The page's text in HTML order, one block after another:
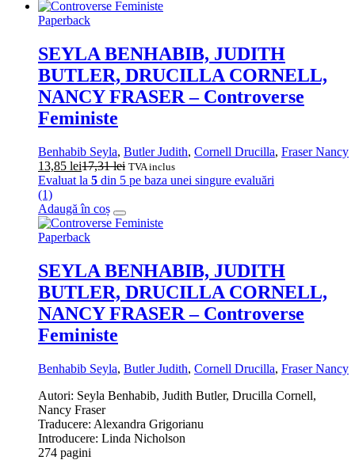
Paperback
SEYLA BENHABIB, JUDITH
BUTLER, DRUCILLA CORNELL,
NANCY FRASER – Controverse
Feministe
Benhabib Seyla, Butler Judith, Cornell Drucilla, Fraser Nancy
13,85 lei17,31lei TVA inclus
Evaluat la 5 din 5 pe baza unei singure evaluări
(1)
Adaugă în coș
Paperback
SEYLA BENHABIB, JUDITH
BUTLER, DRUCILLA CORNELL,
NANCY FRASER – Controverse
Feministe
Benhabib Seyla, Butler Judith, Cornell Drucilla, Fraser Nancy
Autori: Seyla Benhabib, Judith Butler, Drucilla Cornell,
Nancy Fraser
Traducere: Alexandra Grigorianu
Introducere: Linda Nicholson
274 pagini